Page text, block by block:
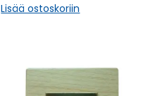
Lisää ostoskoriin